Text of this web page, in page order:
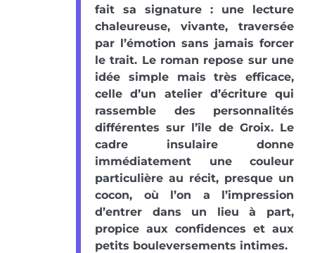
fait sa signature : une lecture
chaleureuse, vivante, traversée
par l’émotion sans jamais forcer
le trait. Le roman repose sur une
idée simple mais très efficace,
celle d’un atelier d’écriture qui
rassemble des personnalités
différentes sur l’île de Groix. Le
cadre insulaire donne
immédiatement une couleur
particulière au récit, presque un
cocon, où l’on a l’impression
d’entrer dans un lieu à part,
propice aux confidences et aux
petits bouleversements intimes.